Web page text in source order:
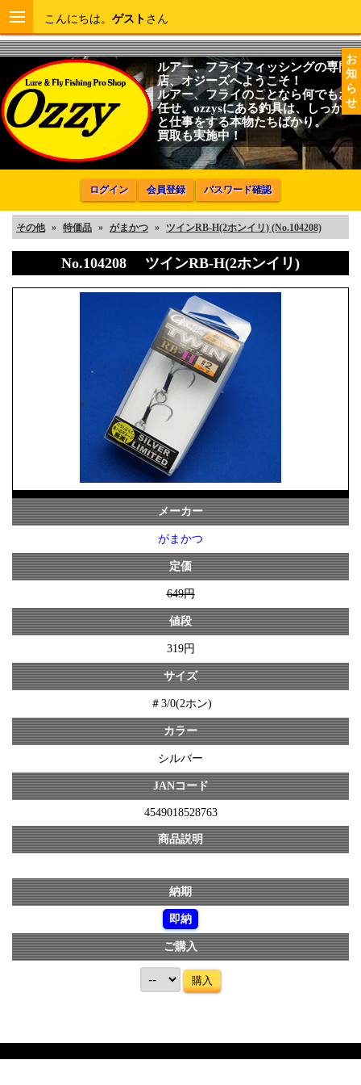
お
知
ら
せ
こんにちは。 ゲスト さん
ルアー、フライフィッシングの専門
店、オジーズへようこそ！
ルアー、フライのことなら何でもお
任せ。ozzysにある釣具は、しっかり
と仕事をする本物たちばかり。
買取も実施中！
ログイン 会員登録 パスワード確認
その他 » 特価品 » がまかつ » ツインRB-H(2ホンイリ) (No.104208)
No.104208 ツインRB-H(2ホンイリ)
メーカー
がまかつ
定価
649円
値段
319円
サイズ
＃3/0(2ホン)
カラー
シルバー
JANコード
4549018528763
商品説明
納期
即納
ご購入
購入